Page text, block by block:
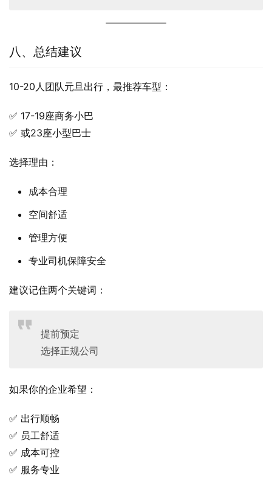
八、总结建议
10-20人团队元旦出行，最推荐车型：
✅ 17-19座商务小巴
✅ 或23座小型巴士
选择理由：
成本合理
空间舒适
管理方便
专业司机保障安全
建议记住两个关键词：
提前预定
选择正规公司
如果你的企业希望：
✅ 出行顺畅
✅ 员工舒适
✅ 成本可控
✅ 服务专业